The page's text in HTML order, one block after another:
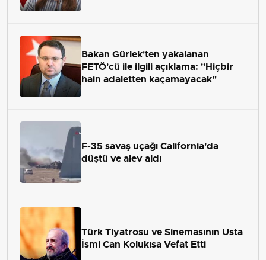
Bakan Gürlek'ten yakalanan
FETÖ'cü ile ilgili açıklama: "Hiçbir
hain adaletten kaçamayacak"
F-35 savaş uçağı California'da
düştü ve alev aldı
Türk Tiyatrosu ve Sinemasının Usta
İsmi Can Kolukısa Vefat Etti